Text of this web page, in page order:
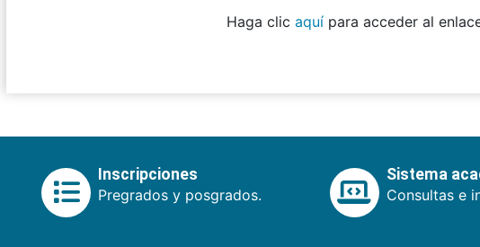
Haga clicaquí para acceder al
Inscripciones
Pregrados y posgrados.
Sistema
Consultas e